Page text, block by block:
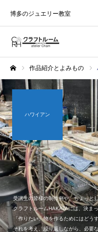
博多のジュエリー教室
作品紹介とよみもの
ハワイアン
受講生の皆様の制作例や、ちょっと
クラフトルームHAKATAには、決ま
「作りたい」物を作るためにはどう
それを考え、繰り返しながら、必要